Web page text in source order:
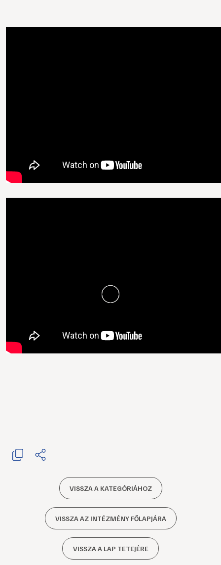
VISSZA A KATEGÓRIÁHOZ
VISSZA AZ INTÉZMÉNY FŐLAPJÁRA
VISSZA A LAP TETEJÉRE